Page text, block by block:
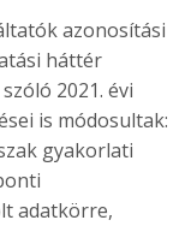
azonosítási
háttér
2021. évi
is módosultak:
gyakorlati
adatkörre,